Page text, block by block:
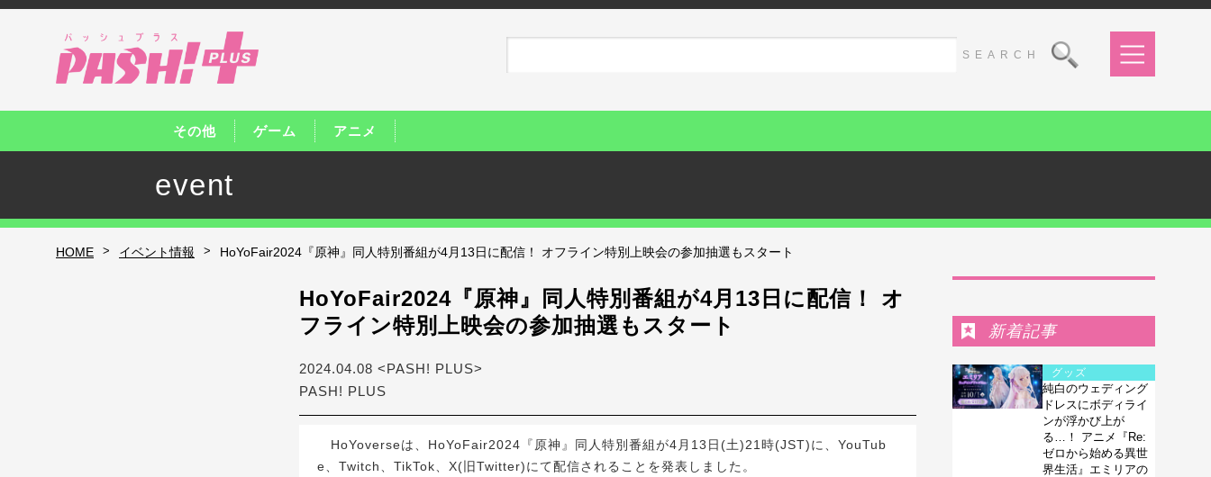
その他 ゲーム アニメ
event
HOME > イベント情報 > HoYoFair2024『原神』同人特別番組が4月13日に配信！ オフライン特別上映会の参加抽選もスタート
HoYoFair2024『原神』同人特別番組が4月13日に配信！ オ
フライン特別上映会の参加抽選もスタート
2024.04.08 <PASH! PLUS>
PASH! PLUS
HoYoverseは、HoYoFair2024『原神』同人特別番組が4月13日(土)21時(JST)に、YouTub
e、Twitch、TikTok、X(旧Twitter)にて配信されることを発表しました。
新着記事
グッズ
純白のウェディング
ドレスにボディライ
ンが浮かび上が
る…！ アニメ『Re:
ゼロから始める異世
界生活』エミリアの